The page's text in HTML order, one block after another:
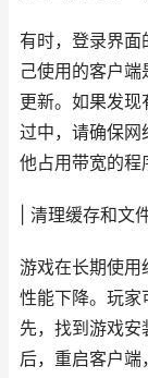
有时，登录界面
己使用的客户
更新。如果发
过中，请确保网
他占用带宽的程
| 清理缓存和文
游戏在长期使用
性能下降。玩家
先，找到游戏
后，重启客户